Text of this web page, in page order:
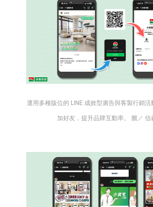
運用多種版位的 LINE 成效型廣告與客製行銷
加好友，提升品牌互動率。 圖／ 信